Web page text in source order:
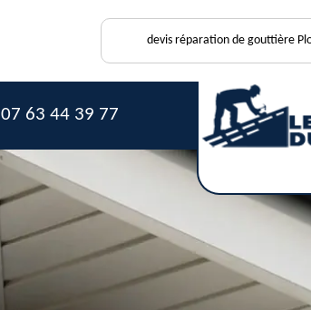
devis réparation de gouttière
07 63 44 39 77